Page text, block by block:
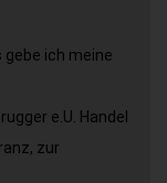
ich meine
e.U. Handel
zur